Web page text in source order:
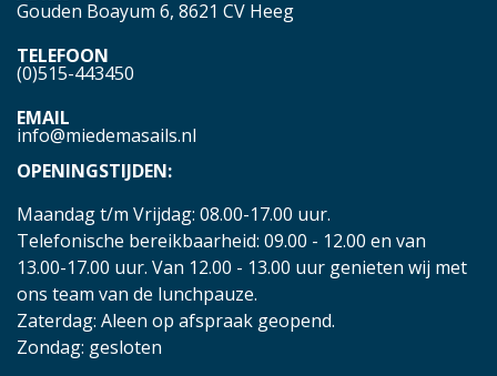
Gouden Boayum 6, 8621 CV Heeg
TELEFOON
(0)515-443450
EMAIL
info@miedemasails.nl
OPENINGSTIJDEN:
Maandag t/m Vrijdag: 08.00-17.00 uur.
Telefonische bereikbaarheid: 09.00 - 12.00 en van
13.00-17.00 uur. Van 12.00 - 13.00 uur genieten wij met
ons team van de lunchpauze.
Zaterdag: Aleen op afspraak geopend.
Zondag: gesloten